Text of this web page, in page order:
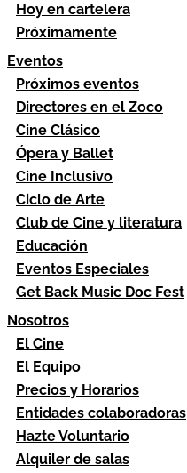
Hoy en cartelera
Próximamente
Eventos
Próximos eventos
Directores en el Zoco
Cine Clásico
Ópera y Ballet
Cine Inclusivo
Ciclo de Arte
Club de Cine y literatura
Educación
Eventos Especiales
Get Back Music Doc Fest
Nosotros
El Cine
El Equipo
Precios y Horarios
Entidades colaboradoras
Hazte Voluntario
Alquiler de salas